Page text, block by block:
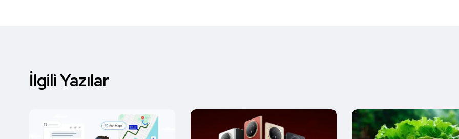
İlgili Yazılar